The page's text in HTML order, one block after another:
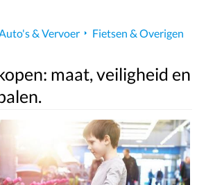
& Vervoer Fietsen & Overigen
maat, veiligheid en